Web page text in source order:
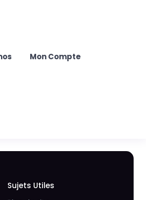
Mon Compte
Sujets Utiles